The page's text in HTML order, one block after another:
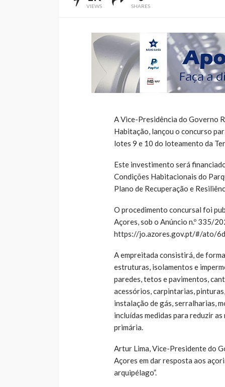
VIEWS SHARES
A Vice-Presidência do Governo
Habitação, lançou o concurso
lotes 9 e 10 do loteamento da
Este investimento será
Condições Habitacionais do
Plano de Recuperação e
O procedimento concursal foi
Açores, sob o Anúncio n.º 335/
https://jo.azores.gov.pt/#/ato/
A empreitada consistirá, de
estruturas, isolamentos e
paredes, tetos e pavimentos,
acessórios, carpintarias,
instalação de gás, serralharias,
incluídas medidas para reduzir
primária.
Artur Lima, Vice-Presidente do
Açores em dar resposta aos
arquipélago”.